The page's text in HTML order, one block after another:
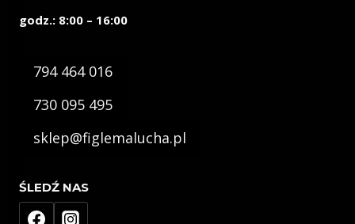
godz.: 8:00 – 16:00
794 464 016
730 095 495
sklep@figlemalucha.pl
ŚLEDŹ NAS